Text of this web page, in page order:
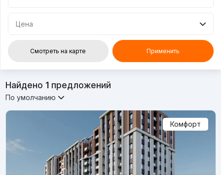
Цена
Смотреть на карте Применить
Найдено 1предложений
По умолчанию
Комфорт